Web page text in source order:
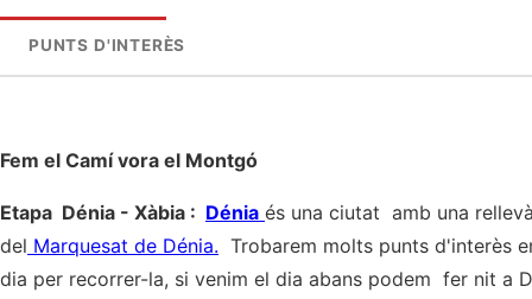
PUNTS D'INTERÈS
Fem el Camí vora el Montgó
Etapa Dénia - Xàbia : Dénia és una ciutat amb una
del Marquesat de Dénia. Trobarem molts punts d'interès
dia per recorrer-la, si venim el dia abans podem fer nit a